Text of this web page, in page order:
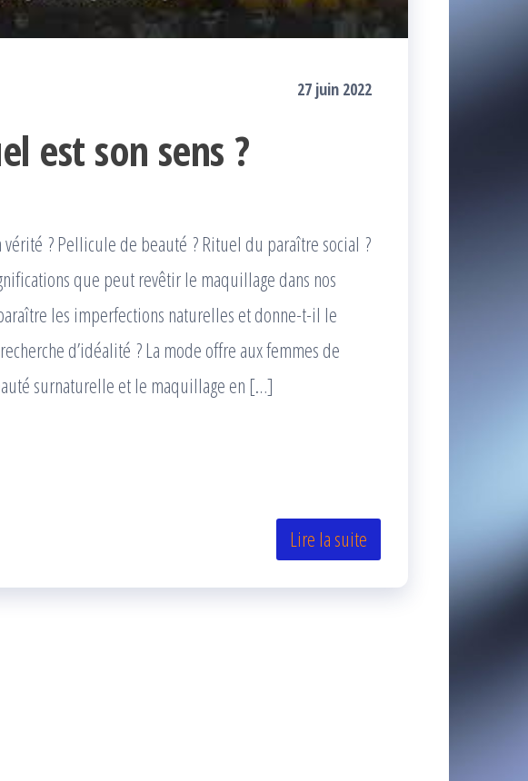
27 juin 2022
est son sens ?
? Pellicule de beauté ? Rituel du paraître social ?
que peut revêtir le maquillage dans nos
les imperfections naturelles et donne-t-il le
d’idéalité ? La mode offre aux femmes de
surnaturelle et le maquillage en […]
Lire la suite